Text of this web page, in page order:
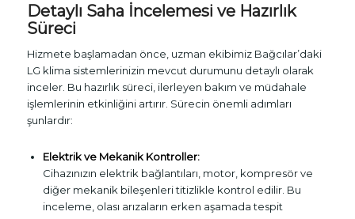
Detaylı Saha İncelemesi ve Hazırlık
Süreci
Hizmete başlamadan önce, uzman ekibimiz Bağcılar’daki
LG klima sistemlerinizin mevcut durumunu detaylı olarak
inceler. Bu hazırlık süreci, ilerleyen bakım ve müdahale
işlemlerinin etkinliğini artırır. Sürecin önemli adımları
şunlardır:
Elektrik ve Mekanik Kontroller:
Cihazınızın elektrik bağlantıları, motor, kompresör ve
diğer mekanik bileşenleri titizlikle kontrol edilir. Bu
inceleme, olası arızaların erken aşamada tespit